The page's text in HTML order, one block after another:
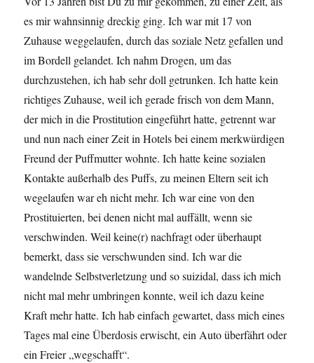
es mir wahnsinnig dreckig ging. Ich war mit 17 von
Zuhause weggelaufen, durch das soziale Netz gefallen und
im Bordell gelandet. Ich nahm Drogen, um das
durchzustehen, ich hab sehr doll getrunken. Ich hatte kein
richtiges Zuhause, weil ich gerade frisch von dem Mann,
der mich in die Prostitution eingeführt hatte, getrennt war
und nun nach einer Zeit in Hotels bei einem merkwürdigen
Freund der Puffmutter wohnte. Ich hatte keine sozialen
Kontakte außerhalb des Puffs, zu meinen Eltern seit ich
wegelaufen war eh nicht mehr. Ich war eine von den
Prostituierten, bei denen nicht mal auffällt, wenn sie
verschwinden. Weil keine(r) nachfragt oder überhaupt
bemerkt, dass sie verschwunden sind. Ich war die
wandelnde Selbstverletzung und so suizidal, dass ich mich
nicht mal mehr umbringen konnte, weil ich dazu keine
Kraft mehr hatte. Ich hab einfach gewartet, dass mich eines
Tages mal eine Überdosis erwischt, ein Auto überfährt oder
ein Freier „wegschafft“.